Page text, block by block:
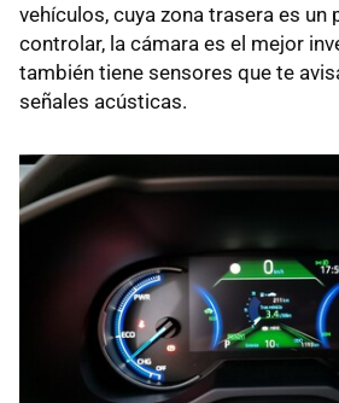
vehículos, cuya zona trasera es
controlar, la cámara es el mejor
también tiene sensores que te
señales acústicas.